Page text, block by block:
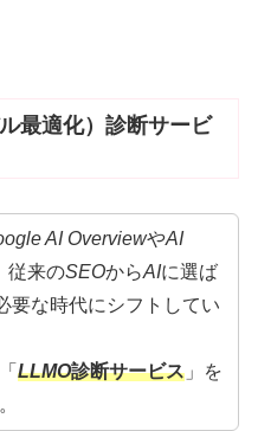
最適化）診断サービ
AI OverviewやAI
従来のSEOからAIに選ば
要な時代にシフトしてい
LLMO診断サービス」を